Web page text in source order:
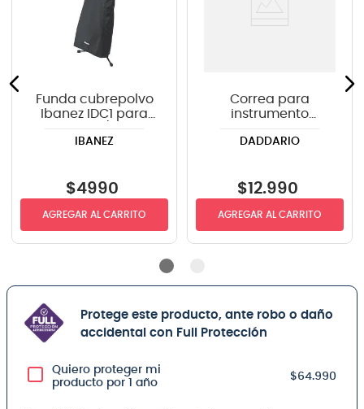
Funda cubrepolvo
Ibanez IDC1 para
IBANEZ
$4990
AGREGAR AL CARRITO
Correa para
instrumento
color negro
DADDARIO
$12.990
AGREGAR AL CARRITO
Protege este producto, ante robo o daño
accidental con Full Protección
Quiero proteger mi
producto por 1 año
$64.990